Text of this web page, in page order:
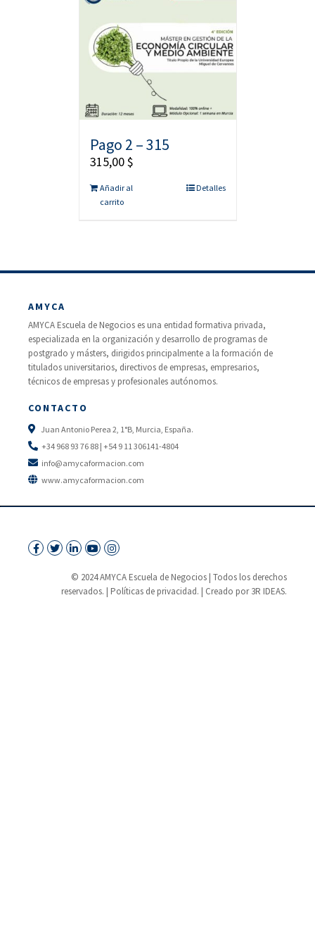
Pago 2 – 315
315,00$
Añadir al
carrito
Detalles
AMYCA
AMYCA Escuela de Negocios es una entidad formativa privada,
especializada en la organización y desarrollo de programas de
postgrado y másters, dirigidos principalmente a la formación de
titulados universitarios, directivos de empresas, empresarios,
técnicos de empresas y profesionales autónomos.
CONTACTO
Juan Antonio Perea 2, 1°B, Murcia, España.
+34 968 93 76 88 | +54 9 11 306141-4804
info@amycaformacion.com
www.amycaformacion.com
© 2024 AMYCA Escuela de Negocios | Todos los derechos
reservados. | Políticas de privacidad. | Creado por 3R IDEAS.